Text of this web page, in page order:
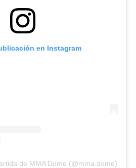
en Instagram
de MMA Dome (@mma.dome)